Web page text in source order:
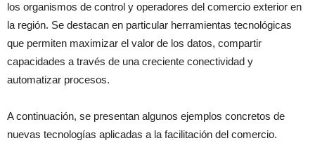
los organismos de control y operadores del comercio exterior en
la región. Se destacan en particular herramientas tecnológicas
que permiten maximizar el valor de los datos, compartir
capacidades a través de una creciente conectividad y
automatizar procesos.
A continuación, se presentan algunos ejemplos concretos de
nuevas tecnologías aplicadas a la facilitación del comercio.